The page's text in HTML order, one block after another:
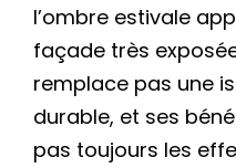
l’ombre estivale
façade très
remplace pas une
durable, et ses
pas toujours les